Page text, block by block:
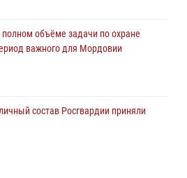
объёме задачи по охране
важного для Мордовии
состав Росгвардии приняли